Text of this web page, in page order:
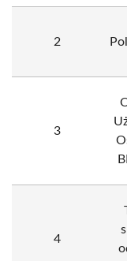
2
3
4